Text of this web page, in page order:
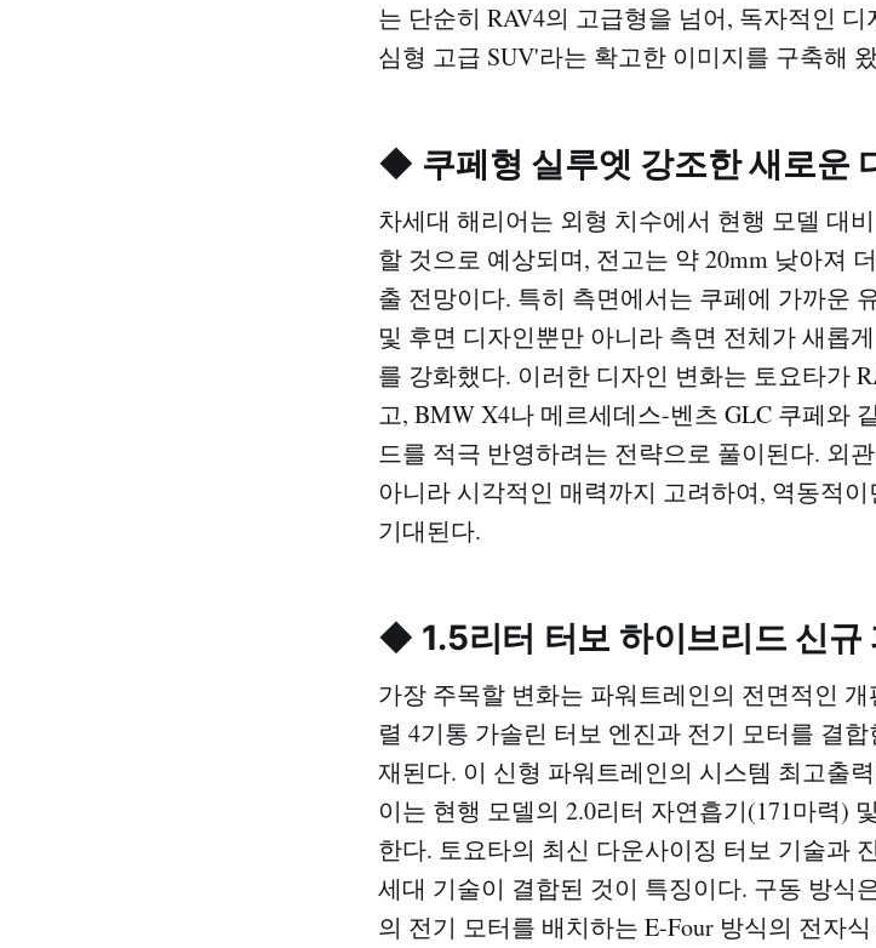
는 단순히 RAV4의 고급형을 넘어, 독자적인
심형 고급 SUV'라는 확고한 이미지를 구축해
◆ 쿠페형 실루엣 강조한 새로운
차세대 해리어는 외형 치수에서 현행 모델 대
할 것으로 예상되며, 전고는 약 20mm 낮아져
출 전망이다. 특히 측면에서는 쿠페에 가까운
및 후면 디자인뿐만 아니라 측면 전체가 새롭
를 강화했다. 이러한 디자인 변화는 토요타가
고, BMW X4나 메르세데스-벤츠 GLC 쿠페와
드를 적극 반영하려는 전략으로 풀이된다. 외
아니라 시각적인 매력까지 고려하여, 역동적
기대된다.
◆ 1.5리터 터보 하이브리드 신규
가장 주목할 변화는 파워트레인의 전면적인
렬 4기통 가솔린 터보 엔진과 전기 모터를 결
재된다. 이 신형 파워트레인의 시스템 최고출
이는 현행 모델의 2.0리터 자연흡기(171마력)
한다. 토요타의 최신 다운사이징 터보 기술과
세대 기술이 결합된 것이 특징이다. 구동 방식
의 전기 모터를 배치하는 E-Four 방식의 전자